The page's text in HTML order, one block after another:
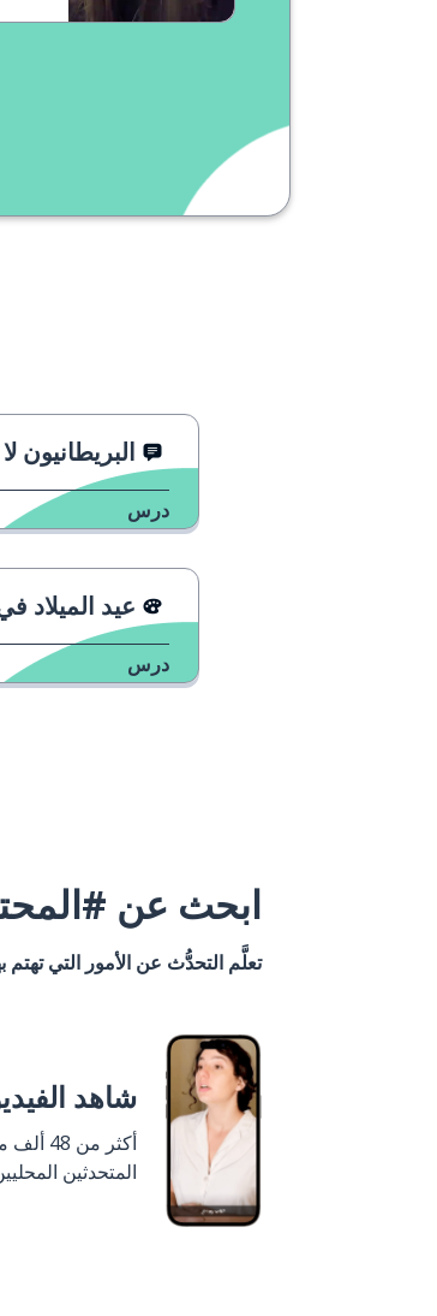
البريطانيون لا
درس
عيد الميلاد في
درس
ابحث عن
تعلَّم التحدُّث عن الأمور التي تهتم
شاهد
أكثر من
المتحدثين